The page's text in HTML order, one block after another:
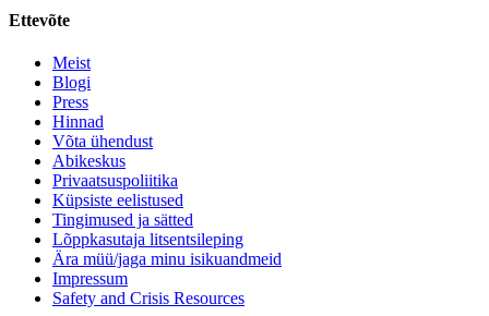
Ettevõte
Meist
Blogi
Press
Hinnad
Võta ühendust
Abikeskus
Privaatsuspoliitika
Küpsiste eelistused
Tingimused ja sätted
Lõppkasutaja litsentsileping
Ära müü/jaga minu isikuandmeid
Impressum
Safety and Crisis Resources